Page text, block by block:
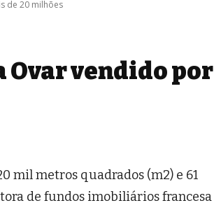
de 20 milhões
Ovar vendido por
mil metros quadrados (m2) e 61
de fundos imobiliários francesa